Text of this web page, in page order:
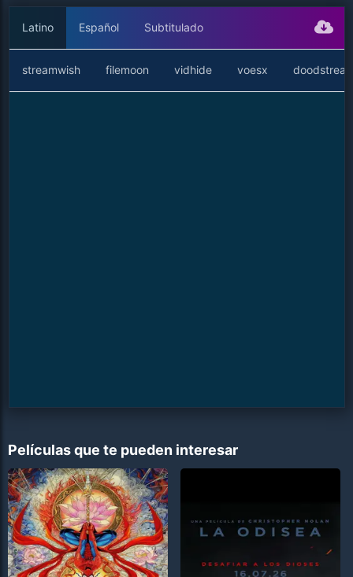
Latino Español Subtitulado
streamwish filemoon vidhide voesx
Películas que te pueden interesar